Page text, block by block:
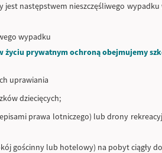
następstwem nieszczęśliwego
wypadku
prywatnym ochroną obejmujemy
uprawiania
dziecięcych;
prawa lotniczego) lub drony
gościnny lub hotelowy) na pobyt ciągły